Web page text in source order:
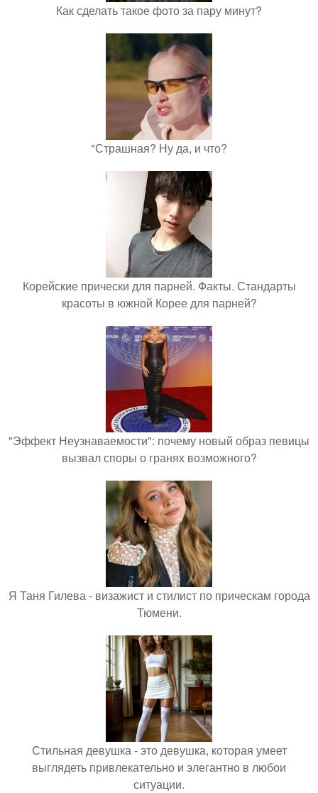
Как сделать такое фото за пару минут?
"Страшная? Ну да, и что?
Корейские прически для парней. Факты. Стандарты
красоты в южной Корее для парней?
"Эффект Неузнаваемости": почему новый образ певицы
вызвал споры о гранях возможного?
Я Таня Гилева - визажист и стилист по прическам города
Тюмени.
Стильная девушка - это девушка, которая умеет
выглядеть привлекательно и элегантно в любои
ситуации.